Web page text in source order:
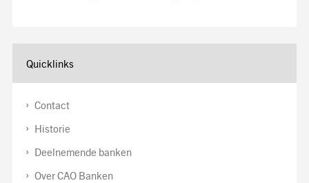
Quicklinks
Contact
Historie
Deelnemende banken
Over CAO Banken